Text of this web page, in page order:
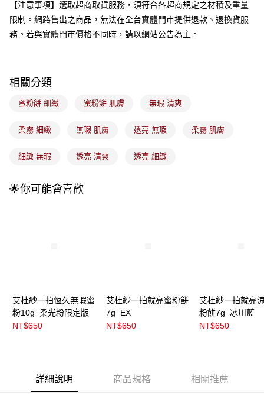
全盈+PAY
大哥付你分期
相關說明
流程，驗證手機門號後，選擇欲分期的期數、繳款截止日，確認付款後即完
3.實際核准額度、可分期數及費用金額請依後續交易確認頁面所載為準。
消。如遇「轉專審核」未通過狀況，表示未達大哥付你分期系統評分，恕無
1.分期款項不併入電信帳單，「大哥付你分期」於每月結算日後寄送繳費提
帳／街口支付／iPASS MONEY」等通路繳費。
運送方式
全家取貨付款
每筆NT$100，滿NT$899(含以上)免運費
7-11取貨付款
付款後門市自取
每筆NT$100，滿NT$399(含以上)免運費
【注意事項】選取超商取貨服務，須符合各超商規定之材積及重量
限制。網路售出之商品，無法在全台實體門市提供退款、退換貨服
務。若與實體門市價格不同時，請以網站公告為主。
相關分類
蜜粉餅 細緻 蜜粉餅 肌膚 無瑕 清爽
柔霧 細緻 無瑕 肌膚 透亮 無瑕 柔霧 肌膚
細緻 無瑕 透亮 清爽 透亮 細緻
🌟你可能會喜歡
艾杜紗一拍恆久無瑕蜜
粉10g_柔光粉限定版
NT$650
艾杜紗一拍就亮蜜粉餅
7g_EX
NT$650
艾杜紗一拍就亮
粉餅7g_冰川藍
NT$650
詳細說明 商品規格 相關推薦